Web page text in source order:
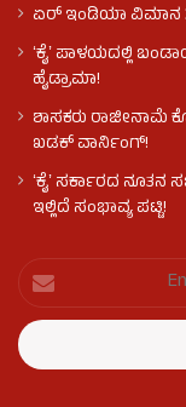
ಏರ್ ಇಂಡಿಯಾ ವಿಮಾನ
ʻಕೈʼ​ ಪಾಳಯದಲ್ಲಿ
ಹೈಡ್ರಾಮಾ!
ಶಾಸಕರು ರಾಜೀನಾಮೆ
ಖಡಕ್ ವಾರ್ನಿಂಗ್!
ʻಕೈʼ ಸರ್ಕಾರದ
ಇಲ್ಲಿದೆ ಸಂಭಾವ್ಯ ಪಟ್ಟಿ!